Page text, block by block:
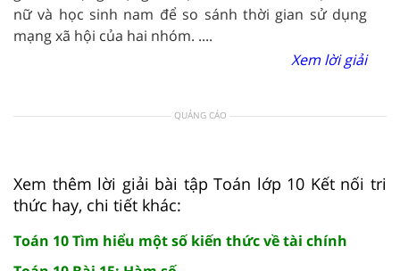
nữ và học sinh nam để so sánh thời gian sử dụng
mạng xã hội của hai nhóm. ....
Xem lời giải
QUẢNG CÁO
Xem thêm lời giải bài tập Toán lớp 10 Kết nối tri
thức hay, chi tiết khác:
Toán 10 Tìm hiểu một số kiến thức về tài chính